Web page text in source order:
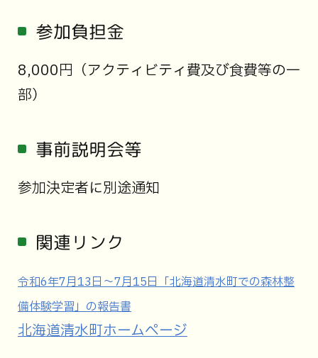
参加負担金
8,000円（アクティビティ費及び食費等の一
部）
事前説明会等
参加決定者に別途通知
関連リンク
令和6年7月13日～7月15日「北海道清水町での森林整
備体験学習」の報告書
北海道清水町ホームページ